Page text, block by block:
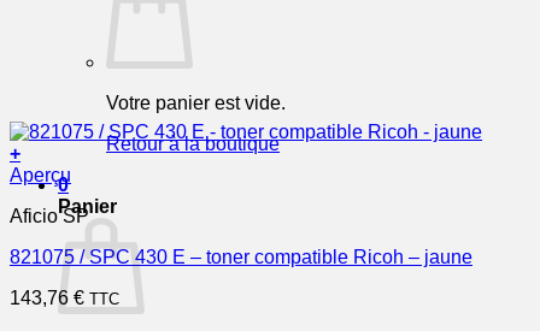
Votre panier est vide.
Retour à la boutique
0
Panier
+
Aperçu
Aficio SP
821075 / SPC 430 E – toner compatible Ricoh – jaune
143,76 € TTC